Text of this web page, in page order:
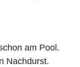
am Pool.
Nachdurst.